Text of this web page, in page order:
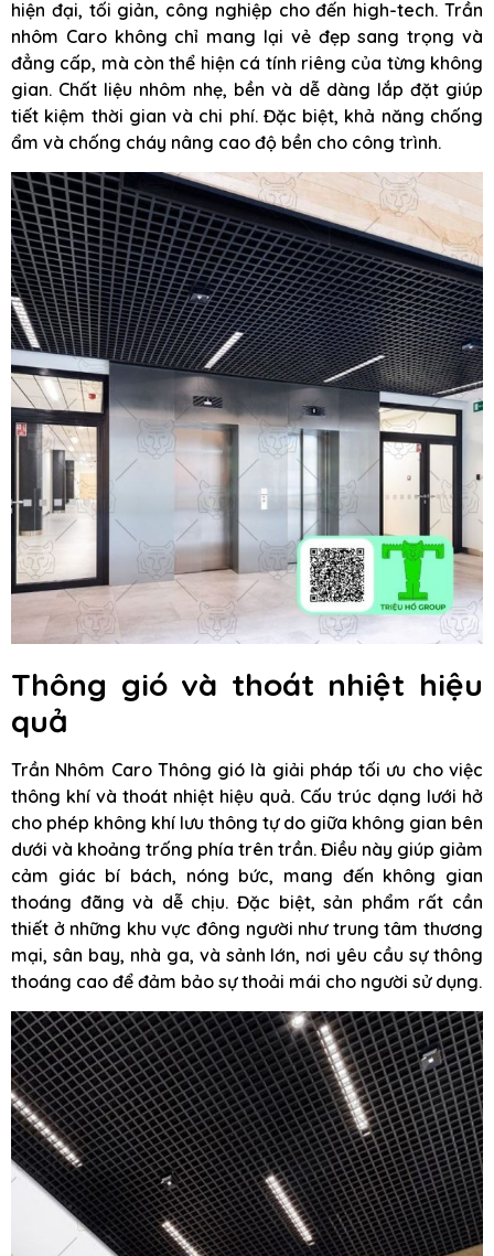
hiện đại, tối giản, công nghiệp cho đến high-tech. Trần
nhôm Caro không chỉ mang lại vẻ đẹp sang trọng và
đẳng cấp, mà còn thể hiện cá tính riêng của từng không
gian. Chất liệu nhôm nhẹ, bền và dễ dàng lắp đặt giúp
tiết kiệm thời gian và chi phí. Đặc biệt, khả năng chống
ẩm và chống cháy nâng cao độ bền cho công trình.
Thông gió và thoát nhiệt hiệu
quả
Trần Nhôm Caro Thông gió là giải pháp tối ưu cho việc
thông khí và thoát nhiệt hiệu quả. Cấu trúc dạng lưới hở
cho phép không khí lưu thông tự do giữa không gian bên
dưới và khoảng trống phía trên trần. Điều này giúp giảm
cảm giác bí bách, nóng bức, mang đến không gian
thoáng đãng và dễ chịu. Đặc biệt, sản phẩm rất cần
thiết ở những khu vực đông người như trung tâm thương
mại, sân bay, nhà ga, và sảnh lớn, nơi yêu cầu sự thông
thoáng cao để đảm bảo sự thoải mái cho người sử dụng.